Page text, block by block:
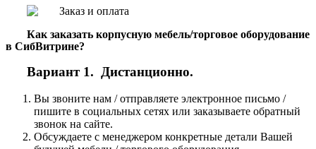
Как заказать корпусную мебель/торговое оборудование
в СибВитрине?
Вариант 1. Дистанционно.
Вы звоните нам / отправляете электронное письмо /
пишите в социальных сетях или заказываете обратный
звонок на сайте.
Обсуждаете с менеджером конкретные детали Вашей